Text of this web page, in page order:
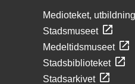
Medioteket,
Stadsmuseet
Medeltidsmuseet
Stadsbiblioteket
Stadsarkivet